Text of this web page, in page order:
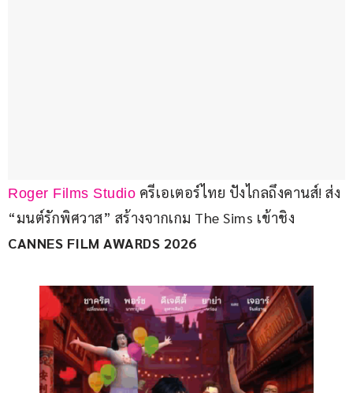
Roger Films Studio ครีเอเตอร์ไทย ปังไกลถึงคานส์! ส่ง
“มนต์รักพิศวาส” สร้างจากเกม The Sims เข้าชิง
CANNES FILM AWARDS 2026